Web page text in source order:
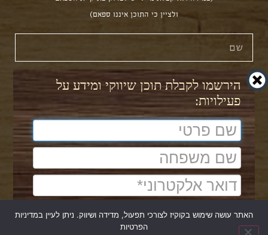
עקבו
ולציין כי התוכן איננו ספאם)
האתר עושה שימוש בקוקיז לצורכי תפעול, מדידה ושיווק. ניתן לעיין במדיניות
הפרטיות
הירשמו לקבלת תוכן שיווקי ומידע על
פעילויות:
להצטרפות